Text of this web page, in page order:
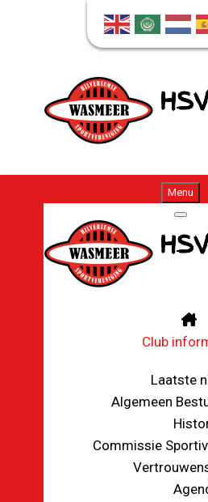
Menu
Club
Laatste
Algemeen
Commissie